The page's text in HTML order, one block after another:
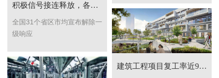
积极信号接连释放，各行业即将全面复苏。
全国31个省区市均宣布解除一
级响应
建筑工程项目复工率近9成 | 房地产回暖，家装需求升级。